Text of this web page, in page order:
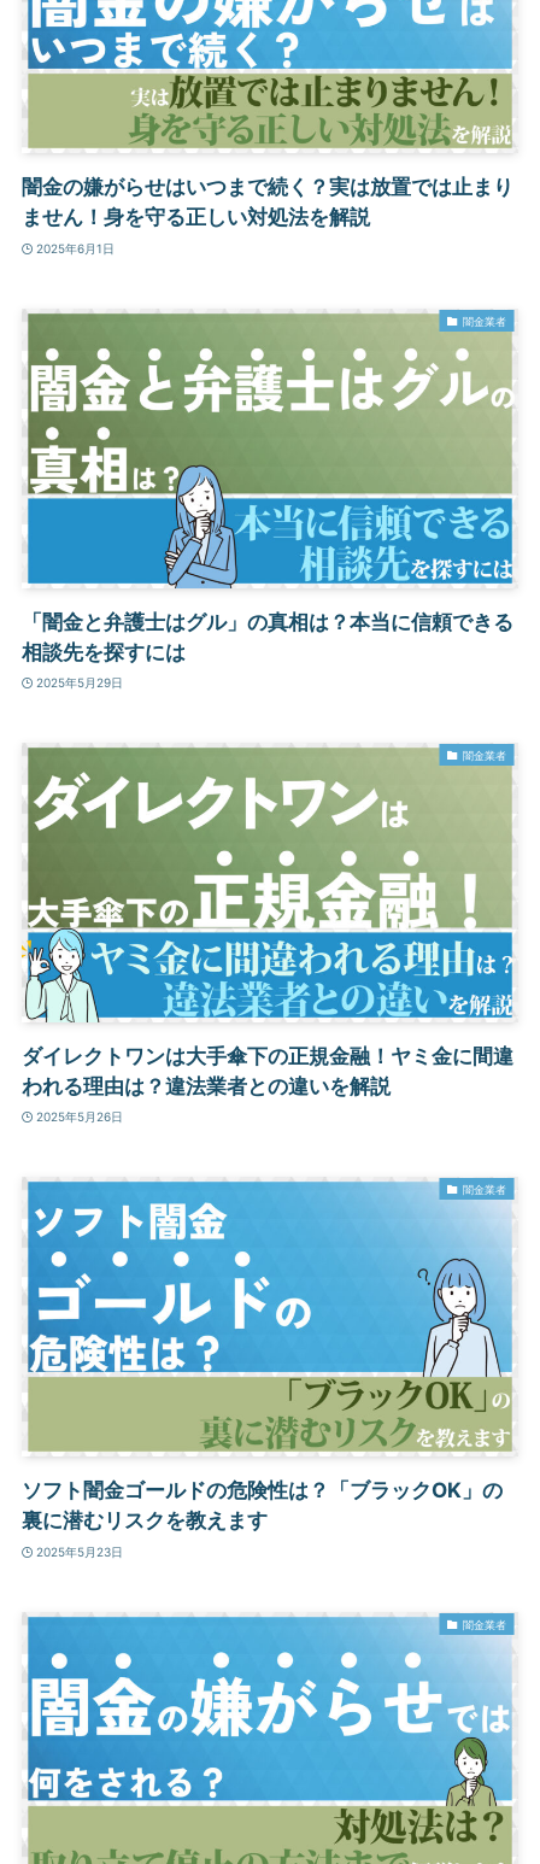
闇金の嫌がらせはいつまで続く？実は放置では止まり
ません！身を守る正しい対処法を解説
2025年6月1日
闇金業者
「闇金と弁護士はグル」の真相は？本当に信頼できる
相談先を探すには
2025年5月29日
闇金業者
ダイレクトワンは大手傘下の正規金融！ヤミ金に間違
われる理由は？違法業者との違いを解説
2025年5月26日
闇金業者
ソフト闇金ゴールドの危険性は？「ブラックOK」の
裏に潜むリスクを教えます
2025年5月23日
闇金業者